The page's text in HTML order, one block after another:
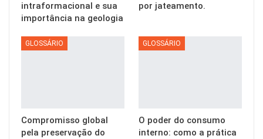
intraformacional e sua
importância na geologia
por jateamento.
GLOSSÁRIO
Compromisso global
pela preservação do
GLOSSÁRIO
O poder do consumo
interno: como a prática